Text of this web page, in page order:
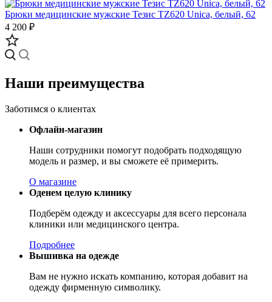
Брюки медицинские мужские Тезис TZ620 Unica, белый, 62
4 200 ₽
Наши преимущества
Заботимся о клиентах
Офлайн-магазин
Наши сотрудники помогут подобрать подходящую
модель и размер, и вы сможете её примерить.
О магазине
Оденем целую клинику
Подберём одежду и аксессуары для всего персонала
клиники или медицинского центра.
Подробнее
Вышивка на одежде
Вам не нужно искать компанию, которая добавит на
одежду фирменную символику.